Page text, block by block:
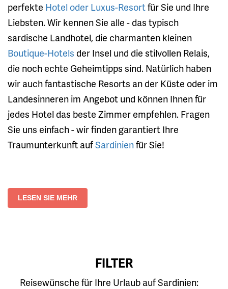
perfekte Hotel oder Luxus-Resortfür Sie und Ihre
Liebsten. Wir kennen Sie alle - das typisch
sardische Landhotel, die charmanten kleinen
Boutique-Hotels der Insel und die stilvollen Relais,
die noch echte Geheimtipps sind. Natürlich haben
wir auch fantastische Resorts an der Küste oder im
Landesinneren im Angebot und können Ihnen für
jedes Hotel das beste Zimmer empfehlen. Fragen
Sie uns einfach - wir finden garantiert Ihre
Traumunterkunft aufSardinienfür Sie!
LESEN SIE MEHR
FILTER
Reisewünsche für Ihre Urlaub auf Sardinien: